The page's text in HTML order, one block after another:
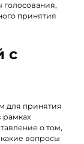
голосования,
принятия
с
для принятия
рамках
о том,
вопросы